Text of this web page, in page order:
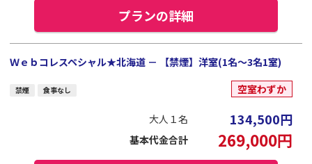
プランの詳細
Ｗｅｂコレスペシャル★北海道 － 【禁煙】洋室(1名～3名1室)
禁煙 食事なし 空室わずか
大人１名 134,500円
基本代金合計 269,000円